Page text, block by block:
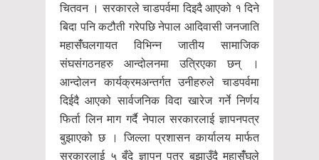
चितवन । सरकारले चाडपर्वमा दिइदै आएको १ दिने
बिदा पनि कटौती गरेपछि नेपाल आदिवासी जनजाति
महासंँघलगायत विभिन्न जातीय सामाजिक
संघसंगठनहरु आन्दोलनमा उत्रिएका छन् ।
आन्दोलन कार्यक्रमअन्तर्गत उनीहरुले चाडपर्वमा
दिईदै आएको सार्वजनिक विदा खारेज गर्ने निर्णय
फिर्ता लिन माग गर्दै नेपाल सरकारलाई ज्ञापनपत्र
बुझाएको छ । जिल्ला प्रशासन कार्यालय मार्फत
सरकारलाई ५ बुँदे ज्ञापन पत्र बुझाउँदै महासंँघले